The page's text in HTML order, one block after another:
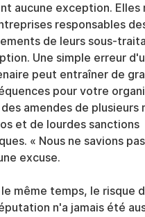
aucune exception. Elles
responsables
de leurs sous-
Une simple erreur
peut entraîner de
pour votre
amendes de plusieurs
et de lourdes sanctions
« Nous ne savions
excuse.
le même temps, le risque
n'a jamais été